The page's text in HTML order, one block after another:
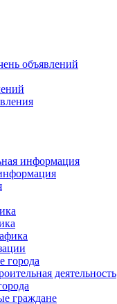
объявлений
информация
города
деятельность
граждане